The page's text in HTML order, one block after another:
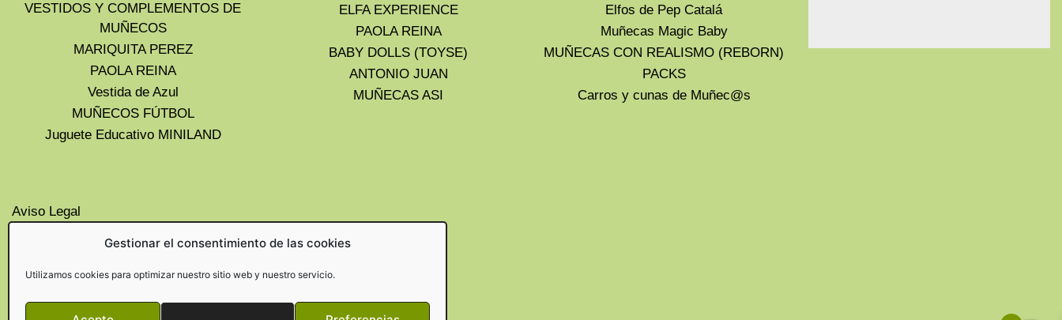
Gestionar el consentimiento de las cookies
Utilizamos cookies para optimizar nuestro sitio web y nuestro servicio.
VESTIDOS Y COMPLEMENTOS DE
MUÑECOS
MARIQUITA PEREZ
PAOLA REINA
Vestida de Azul
MUÑECOS FÚTBOL
Juguete Educativo MINILAND
Aviso Legal
Politica de devoluciones y
ELFA EXPERIENCE
PAOLA REINA
BABY DOLLS (TOYSE)
ANTONIO JUAN
MUÑECAS ASI
Elfos de Pep Catalá
Muñecas Magic Baby
MUÑECAS CON REALISMO (REBORN)
PACKS
Carros y cunas de Muñec@s